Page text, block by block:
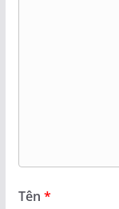
Tên *